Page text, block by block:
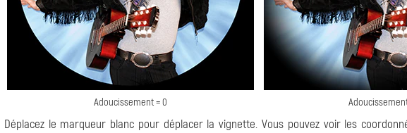
Adoucissement = 0
Déplacez le marqueur blanc pour déplacer la vignette. Vous pouvez voir les